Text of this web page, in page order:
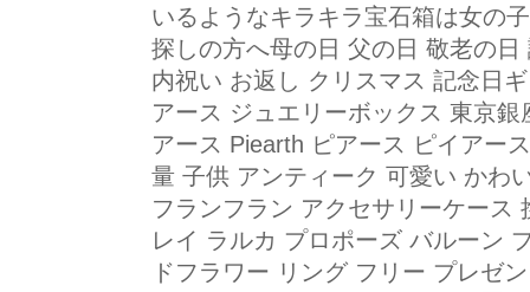
いるようなキラキラ宝石箱は女の
探しの方へ母の日 父の日 敬老の
内祝い お返し クリスマス 記念日
アース ジュエリーボックス 東京
アース Piearth ピアース ピイアー
量 子供 アンティーク 可愛い かわ
フランフラン アクセサリーケース
レイ ラルカ プロポーズ バルーン
ドフラワー リング フリー プレゼ